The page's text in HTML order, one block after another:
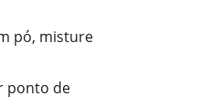
pó, misture
ponto de